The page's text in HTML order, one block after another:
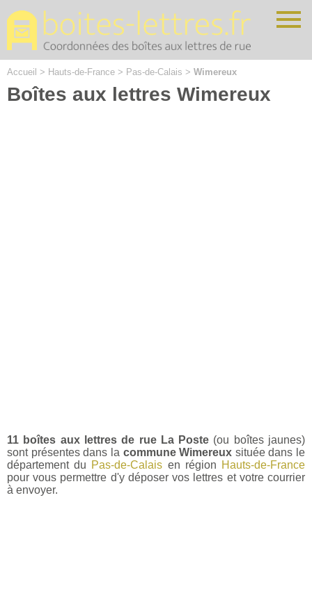
Accueil > Hauts-de-France > Pas-de-Calais > Wimereux
Boîtes aux lettres Wimereux
11 boîtes aux lettres de rue La Poste (ou boîtes jaunes)
sont présentes dans la commune Wimereux située dans le
département du Pas-de-Calais en région Hauts-de-France
pour vous permettre d'y déposer vos lettres et votre courrier
à envoyer.